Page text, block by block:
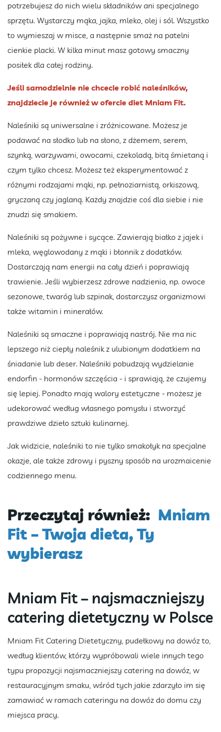
potrzebujesz do nich wielu składników ani specjalnego
sprzętu. Wystarczy mąka, jajka, mleko, olej i sól. Wszystko
to wymieszaj w misce, a następnie smaż na patelni
cienkie placki. W kilka minut masz gotowy smaczny
posiłek dla całej rodziny.
Jeśli samodzielnie nie chcecie robić naleśników,
znajdziecie je również w ofercie diet Mniam Fit.
Naleśniki są uniwersalne i zróżnicowane. Możesz je
podawać na słodko lub na słono, z dżemem, serem,
szynką, warzywami, owocami, czekoladą, bitą śmietaną i
czym tylko chcesz. Możesz też eksperymentować z
różnymi rodzajami mąki, np. pełnoziarnistą, orkiszową,
gryczaną czy jaglaną. Każdy znajdzie coś dla siebie i nie
znudzi się smakiem.
Naleśniki są pożywne i sycące. Zawierają białko z jajek i
mleka, węglowodany z mąki i błonnik z dodatków.
Dostarczają nam energii na cały dzień i poprawiają
trawienie. Jeśli wybierzesz zdrowe nadzienia, np. owoce
sezonowe, twaróg lub szpinak, dostarczysz organizmowi
także witamin i minerałów.
Naleśniki są smaczne i poprawiają nastrój. Nie ma nic
lepszego niż ciepły naleśnik z ulubionym dodatkiem na
śniadanie lub deser. Naleśniki pobudzają wydzielanie
endorfin - hormonów szczęścia - i sprawiają, że czujemy
się lepiej. Ponadto mają walory estetyczne - możesz je
udekorować według własnego pomysłu i stworzyć
prawdziwe dzieło sztuki kulinarnej.
Jak widzicie, naleśniki to nie tylko smakołyk na specjalne
okazje, ale także zdrowy i pyszny sposób na urozmaicenie
codziennego menu.
Przeczytaj również: Mniam
Fit – Twoja dieta, Ty
wybierasz
Mniam Fit – najsmaczniejszy
catering dietetyczny w Polsce
Mniam Fit Catering Dietetyczny, pudełkowy na dowóz to,
według klientów, którzy wypróbowali wiele innych tego
typu propozycji najsmaczniejszy catering na dowóz, w
restauracyjnym smaku, wśród tych jakie zdarzyło im się
zamawiać w ramach cateringu na dowóz do domu czy
miejsca pracy.